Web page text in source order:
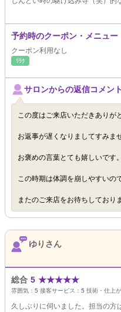
予約時のクーポン・メニュー
クーポン利用なし
ﾘﾗｸ
サロンからの返信コメント
この度はご来店いただきありが
お返事が遅くなりましてすみま
お褒めの言葉とても嬉しいです。
この時期は体調を崩しやすいの
またのご来店をお待ちしており
ゆりさん
総合 5 ★★★★★
雰囲気： 5 接客サービス： 5 技術・仕上が
久しぶりに伺いました。担当の方